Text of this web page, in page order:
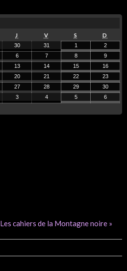
J V S D
30 31 1
2
6 7 8
9
13 14 15
16
20 21 22
23
27 28 29
30
3 4 5 6
cahiers de la Montagne noire »